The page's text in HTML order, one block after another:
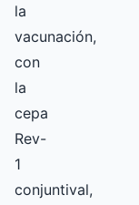
la
vacunación,
con
la
cepa
Rev-
1
conjuntival,